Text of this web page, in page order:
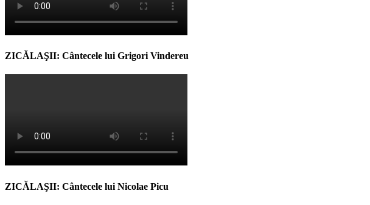
ZICĂLAŞII: Cântecele lui Grigori Vindereu
ZICĂLAŞII: Cântecele lui Nicolae Picu